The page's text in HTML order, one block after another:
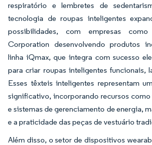
respiratório e lembretes de
tecnologia de roupas inteligentes
possibilidades, com empresas
Corporation desenvolvendo produtos
linha iQmax, que integra com sucesso
para criar roupas inteligentes funcionais,
Esses têxteis inteligentes representam
significativo, incorporando recursos
e sistemas de gerenciamento de energia,
e a praticidade das peças de vestuário
Além disso, o setor de dispositivos